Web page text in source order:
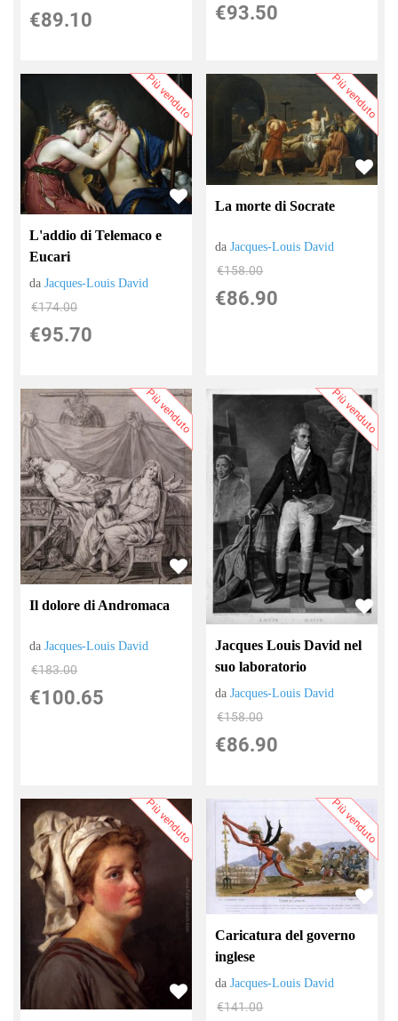
€89.10 €93.50
Più venduto
L'addio di Telemaco e
Eucari
daJacques-Louis David
€174.00
€95.70
Più venduto
La morte di Socrate
daJacques-Louis David
€158.00
€86.90
Più venduto
Il dolore di Andromaca
daJacques-Louis David
€183.00
€100.65
Più venduto
Jacques Louis David nel
suo laboratorio
daJacques-Louis David
€158.00
€86.90
Più venduto Più venduto
Caricatura del governo
inglese
daJacques-Louis David
€141.00